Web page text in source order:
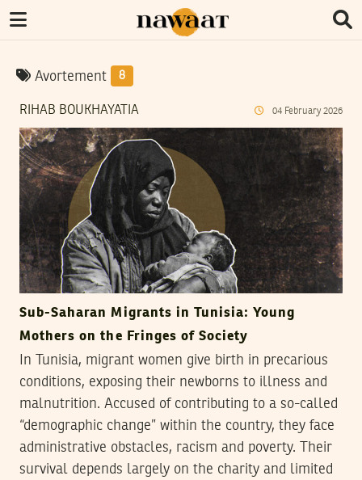
Avortement 8
RIHAB BOUKHAYATIA 04 February 2026
Sub-Saharan Migrants in Tunisia: Young
Mothers on the Fringes of Society
In Tunisia, migrant women give birth in precarious
conditions, exposing their newborns to illness and
malnutrition. Accused of contributing to a so-called
“demographic change” within the country, they face
administrative obstacles, racism and poverty. Their
survival depends largely on the charity and limited